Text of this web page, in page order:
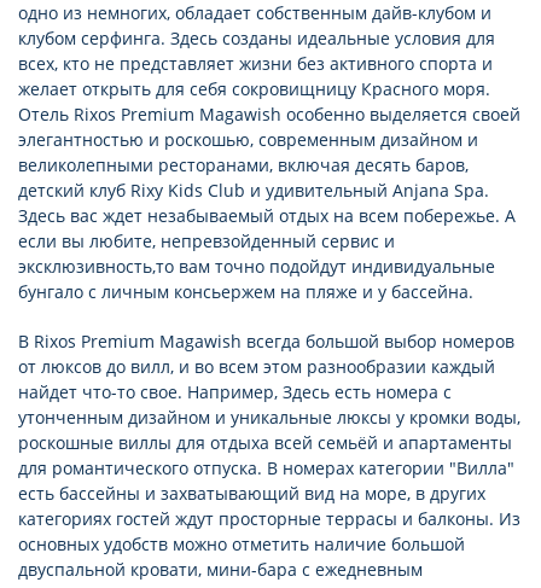
одно из немногих, обладает собственным дайв-клубом и
клубом серфинга. Здесь созданы идеальные условия для
всех, кто не представляет жизни без активного спорта и
желает открыть для себя сокровищницу Красного моря.
Отель Rixos Premium Magawish особенно выделяется своей
элегантностью и роскошью, современным дизайном и
великолепными ресторанами, включая десять баров,
детский клуб Rixy Kids Club и удивительный Anjana Spa.
Здесь вас ждет незабываемый отдых на всем побережье. А
если вы любите, непревзойденный сервис и
эксклюзивность,то вам точно подойдут индивидуальные
бунгало с личным консьержем на пляже и у бассейна.
В Rixos Premium Magawish всегда большой выбор номеров
от люксов до вилл, и во всем этом разнообразии каждый
найдет что-то свое. Например, Здесь есть номера с
утонченным дизайном и уникальные люксы у кромки воды,
роскошные виллы для отдыха всей семьёй и апартаменты
для романтического отпуска. В номерах категории "Вилла"
есть бассейны и захватывающий вид на море, в других
категориях гостей ждут просторные террасы и балконы. Из
основных удобств можно отметить наличие большой
двуспальной кровати, мини-бара с ежедневным